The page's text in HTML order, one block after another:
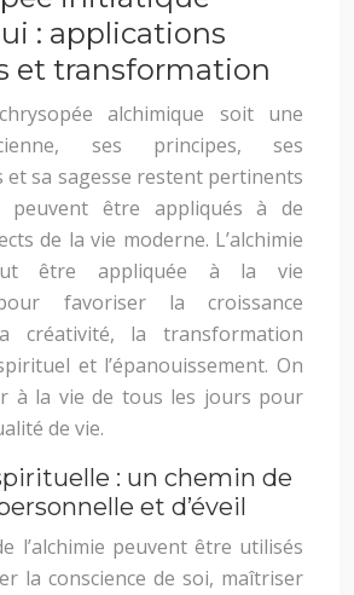
: applications
et transformation
alchimique soit une
ses principes, ses
et sa sagesse restent pertinents
peuvent être appliqués à de
de la vie moderne. L’alchimie
être appliquée à la vie
favoriser la croissance
créativité, la transformation
et l’épanouissement. On
à la vie de tous les jours pour
de vie.
: un chemin de
et d’éveil
l’alchimie peuvent être utilisés
la conscience de soi, maîtriser